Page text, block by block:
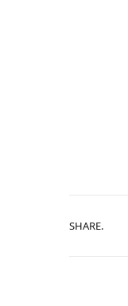
SHARE.